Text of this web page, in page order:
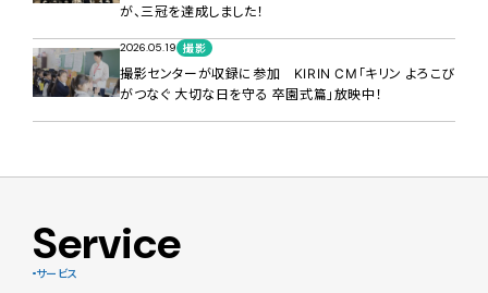
が、三冠を達成しました！
2026.05.19 撮影
撮影センターが収録に参加 KIRIN CM「キリン よろこび
がつなぐ 大切な日を守る 卒園式篇」放映中！
Service
サービス